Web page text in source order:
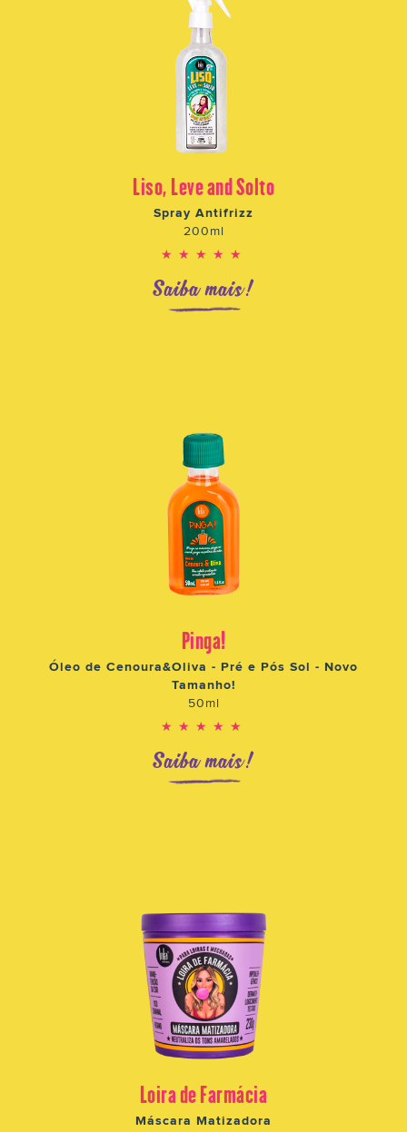
Liso, Leve and Solto
Spray Antifrizz
200ml
★★★★★
Saiba mais!
Pinga!
Óleo de Cenoura&Oliva - Pré e Pós Sol - Novo
Tamanho!
50ml
★★★★★
Saiba mais!
Loira de Farmácia
Máscara Matizadora